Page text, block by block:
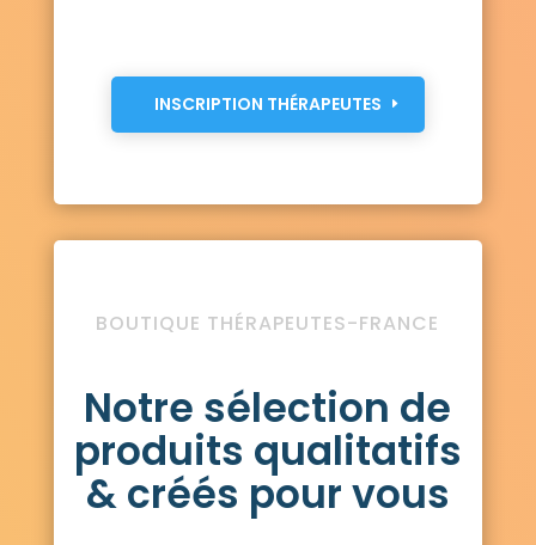
INSCRIPTION THÉRAPEUTES
BOUTIQUE THÉRAPEUTES-FRANCE
Notre sélection de
produits qualitatifs
& créés pour vous